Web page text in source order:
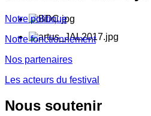
Notre politique
Notre fonctionnement
Nos partenaires
Les acteurs du festival
Nous soutenir